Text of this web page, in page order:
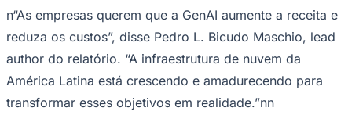
n“As empresas querem que a GenAI aumente a receita e
reduza os custos”, disse Pedro L. Bicudo Maschio, lead
author do relatório. “A infraestrutura de nuvem da
América Latina está crescendo e amadurecendo para
transformar esses objetivos em realidade.”nn